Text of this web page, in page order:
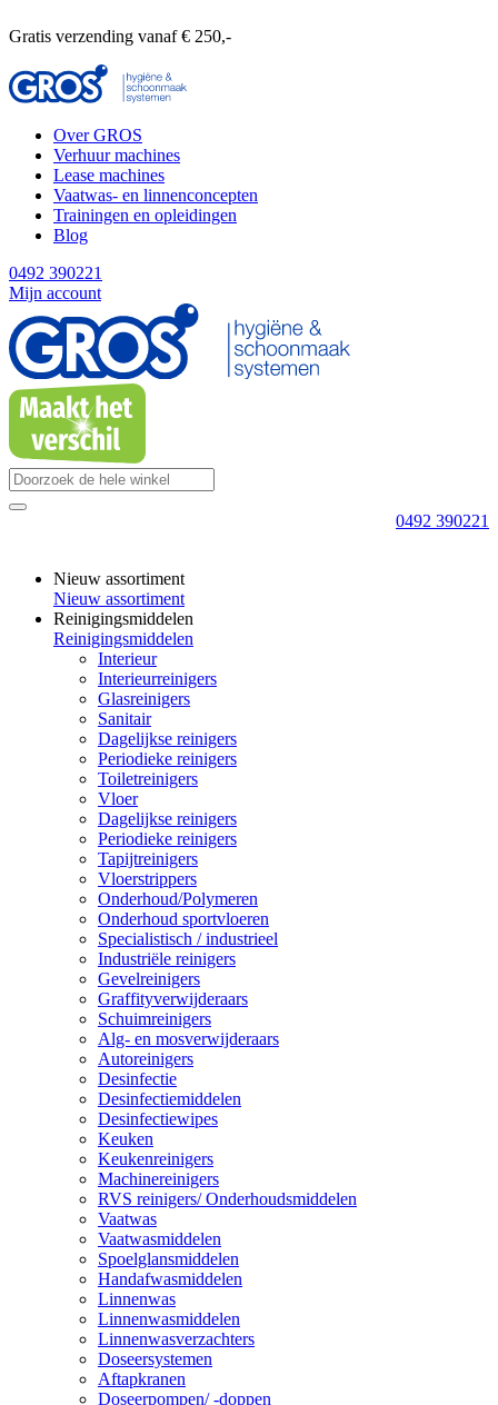
Gratis verzending vanaf € 250,-
Over GROS
Verhuur machines
Lease machines
Vaatwas- en linnenconcepten
Trainingen en opleidingen
Blog
0492 390221
Mijn account
0492 390221
Nieuw assortiment
Nieuw assortiment
Reinigingsmiddelen
Reinigingsmiddelen
Interieur
Interieurreinigers
Glasreinigers
Sanitair
Dagelijkse reinigers
Periodieke reinigers
Toiletreinigers
Vloer
Dagelijkse reinigers
Periodieke reinigers
Tapijtreinigers
Vloerstrippers
Onderhoud/Polymeren
Onderhoud sportvloeren
Specialistisch / industrieel
Industriële reinigers
Gevelreinigers
Graffityverwijderaars
Schuimreinigers
Alg- en mosverwijderaars
Autoreinigers
Desinfectie
Desinfectiemiddelen
Desinfectiewipes
Keuken
Keukenreinigers
Machinereinigers
RVS reinigers/ Onderhoudsmiddelen
Vaatwas
Vaatwasmiddelen
Spoelglansmiddelen
Handafwasmiddelen
Linnenwas
Linnenwasmiddelen
Linnenwasverzachters
Doseersystemen
Aftapkranen
Doseerpompen/ -doppen